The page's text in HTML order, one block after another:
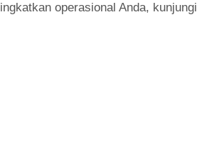
operasional Anda, kunjungi